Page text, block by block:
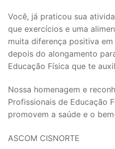
Você, já praticou sua
que exercícios e uma
muita diferença positiva
depois do alongamento
Educação Física que te
Nossa homenagem e
Profissionais de Educação
promovem a saúde e o
ASCOM CISNORTE